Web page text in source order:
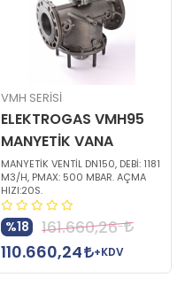
VMH SERİSİ
ELEKTROGAS VMH95
MANYETİK VANA
MANYETİK VENTİL DN150, DEBİ: 1181
M3/H, PMAX: 500 MBAR. AÇMA
HIZI:20S.
%18
161.660,26
110.660,24
+KDV